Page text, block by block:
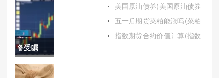
期货开户
门槛（制
定合理的
投资策略
备受瞩
目！买黄
美国原油债券(美国原油债券
最新消息)
五一后期货菜粕能涨吗(菜粕
期货大涨)
指数期货合约价值计算(指数